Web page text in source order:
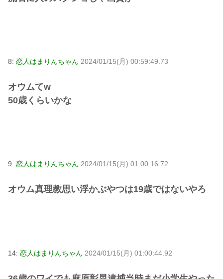
8: 恋人はまりんちゃん 2024/01/15(月) 00:59:49.73
オウムてw
50歳くらいかな
9: 恋人はまりんちゃん 2024/01/15(月) 01:00:16.72
オウム真理教思い浮かぶやつは19歳ではないやろ
14: 恋人はまりんちゃん 2024/01/15(月) 01:00:44.92